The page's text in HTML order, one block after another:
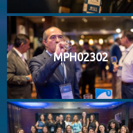
MPH02302